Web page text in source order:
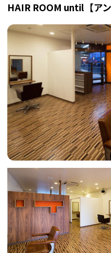
お酒 洋
和食 わん
パン アジア
デート・友達と ひと
温泉 体験
レジャー・スポー
ツ施設
非
美容アイテム エイジ
フィットネス・や
せたい
鍼灸・
クゼ
脱毛 温活
スポーツ・アウト ギフト
インテリア 食品
その他
病院・
趣味・スキルアッ
プ
保育園
幼稚園 教
リフォーム・リノ
ベーション
自治体
HAIR ROOM until【ア